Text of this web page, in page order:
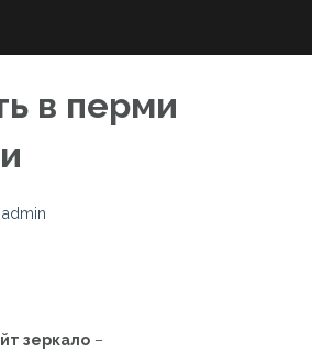
в перми
admin
зеркало –